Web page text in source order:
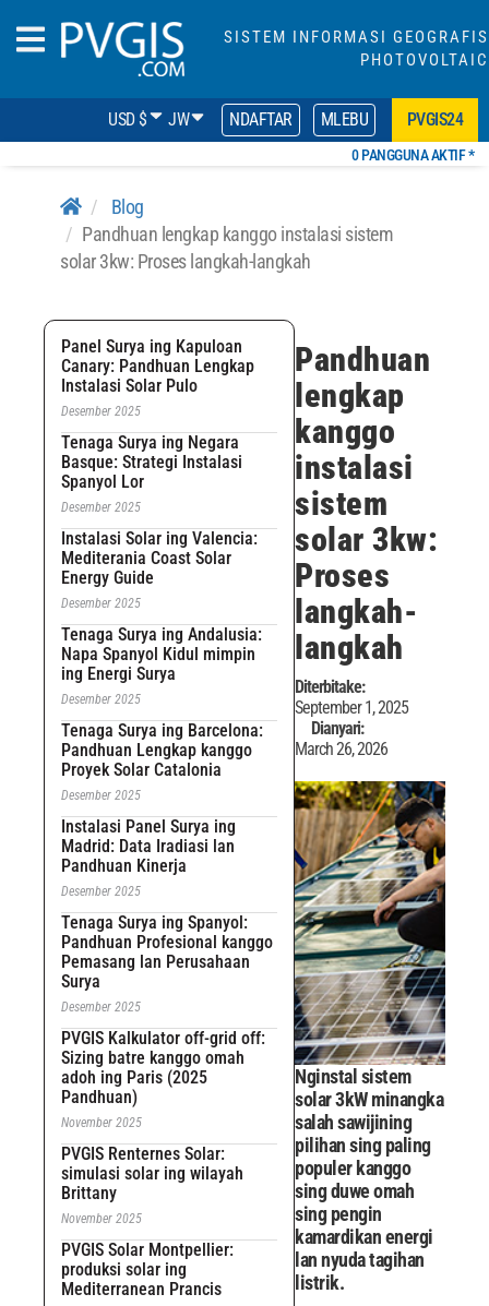
SISTEM INFORMASI GEOGRAFIS
PHOTOVOLTAIC
USD $ JW NDAFTAR MLEBU PVGIS24
0 PANGGUNA AKTIF *
Blog
Pandhuan lengkap kanggo instalasi sistem
solar 3kw: Proses langkah-langkah
Panel Surya ing Kapuloan
Canary: Pandhuan Lengkap
Instalasi Solar Pulo
Desember 2025
Tenaga Surya ing Negara
Basque: Strategi Instalasi
Spanyol Lor
Desember 2025
Instalasi Solar ing Valencia:
Mediterania Coast Solar
Energy Guide
Desember 2025
Tenaga Surya ing Andalusia:
Napa Spanyol Kidul mimpin
ing Energi Surya
Desember 2025
Tenaga Surya ing Barcelona:
Pandhuan Lengkap kanggo
Proyek Solar Catalonia
Desember 2025
Instalasi Panel Surya ing
Madrid: Data Iradiasi lan
Pandhuan Kinerja
Desember 2025
Tenaga Surya ing Spanyol:
Pandhuan Profesional kanggo
Pemasang lan Perusahaan
Surya
Desember 2025
PVGIS Kalkulator off-grid off:
Sizing batre kanggo omah
adoh ing Paris (2025
Pandhuan)
November 2025
PVGIS Renternes Solar:
simulasi solar ing wilayah
Brittany
November 2025
PVGIS Solar Montpellier:
produksi solar ing
Mediterranean Prancis
Pandhuan
lengkap
kanggo
instalasi
sistem
solar 3kw:
Proses
langkah-
langkah
Diterbitake:
September 1, 2025
Dianyari:
March 26, 2026
Nginstal sistem
solar 3kW minangka
salah sawijining
pilihan sing paling
populer kanggo
sing duwe omah
sing pengin
kamardikan energi
lan nyuda tagihan
listrik.